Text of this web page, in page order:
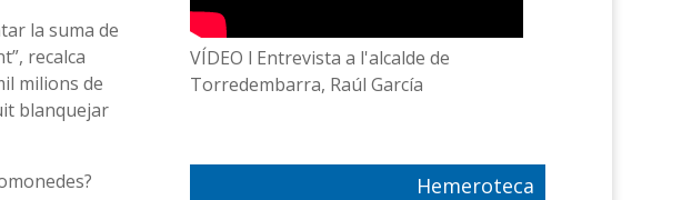
la suma de
recalca
milions de
blanquejar
VÍDEO l Entrevista a l'alcalde de
Torredembarra, Raúl García
Hemeroteca